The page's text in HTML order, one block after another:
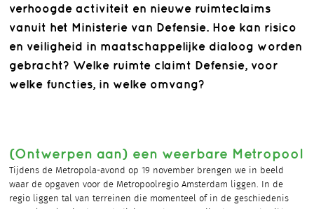
verhoogde activiteit en nieuwe ruimteclaims
vanuit het Ministerie van Defensie. Hoe kan risico
en veiligheid in maatschappelijke dialoog worden
gebracht? Welke ruimte claimt Defensie, voor
welke functies, in welke omvang?
(Ontwerpen aan) een weerbare Metropool
Tijdens de Metropola-avond op 19 november brengen we in beeld
waar de opgaven voor de Metropoolregio Amsterdam liggen. In de
regio liggen tal van terreinen die momenteel of in de geschiedenis